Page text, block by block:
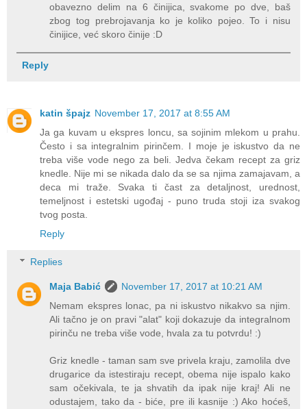
obavezno delim na 6 činijica, svakome po dve, baš
zbog tog prebrojavanja ko je koliko pojeo. To i nisu
činijice, već skoro činije :D
Reply
katin špajz November 17, 2017 at 8:55 AM
Ja ga kuvam u ekspres loncu, sa sojinim mlekom u prahu.
Često i sa integralnim pirinčem. I moje je iskustvo da ne
treba više vode nego za beli. Jedva čekam recept za griz
knedle. Nije mi se nikada dalo da se sa njima zamajavam, a
deca mi traže. Svaka ti čast za detaljnost, urednost,
temeljnost i estetski ugođaj - puno truda stoji iza svakog
tvog posta.
Reply
Replies
Maja Babić
November 17, 2017 at 10:21 AM
Nemam ekspres lonac, pa ni iskustvo nikakvo sa njim.
Ali tačno je on pravi "alat" koji dokazuje da integralnom
pirinču ne treba više vode, hvala za tu potvrdu! :)
Griz knedle - taman sam sve privela kraju, zamolila dve
drugarice da istestiraju recept, obema nije ispalo kako
sam očekivala, te ja shvatih da ipak nije kraj! Ali ne
odustajem, tako da - biće, pre ili kasnije :) Ako hoćeš,